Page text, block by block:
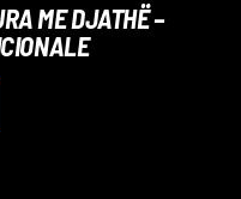
ME DJATHË –